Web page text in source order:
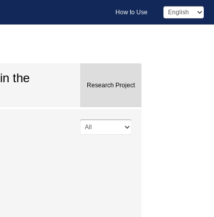
How to Use
the
Research Project